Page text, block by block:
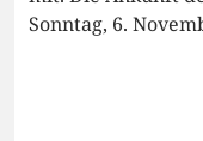
Sonntag, 6.